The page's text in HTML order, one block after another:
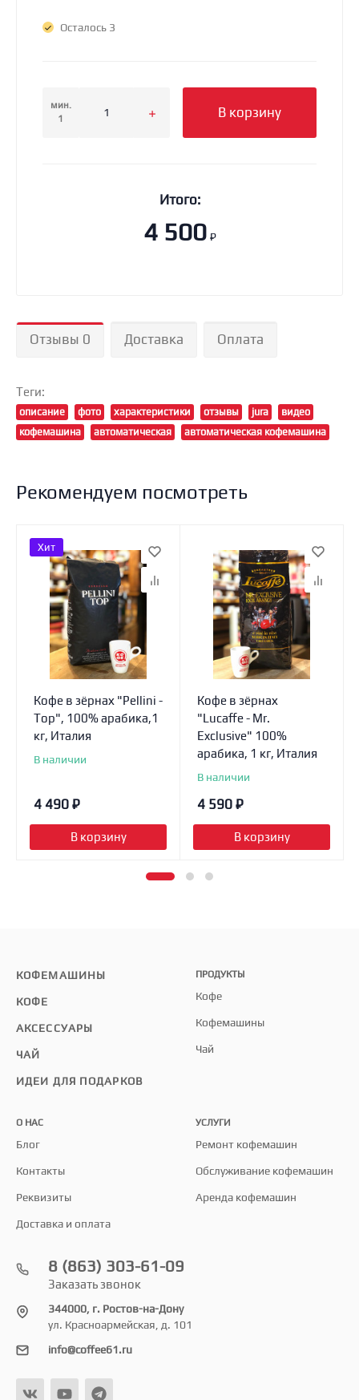
Осталось 3
мин.
1
В корзину
Итого:
4 500 ₽
Отзывы 0 Доставка Оплата
Теги:
описание фото характеристики отзывы jura
видео
кофемашина
автоматическая автоматическая кофемашина
Рекомендуем посмотреть
Кофе в зёрнах "Pellini -
Top", 100% арабика,1
кг, Италия
В наличии
4 490 ₽
В корзину
Хит
Кофе в зёрнах
"Lucaffe - Mr.
Exclusive" 100%
арабика, 1 кг, Италия
В наличии
4 590 ₽
В корзину
КОФЕМАШИНЫ
КОФЕ
АКСЕССУАРЫ
ЧАЙ
ИДЕИ ДЛЯ ПОДАРКОВ
ПРОДУКТЫ
Кофе
Кофемашины
Чай
О НАС
Блог
Контакты
Реквизиты
Доставка и оплата
УСЛУГИ
Ремонт кофемашин
Обслуживание кофемашин
Аренда кофемашин
8 (863) 303-61-09
Заказать звонок
344000, г. Ростов-на-Дону
ул. Красноармейская, д. 101
info@coffee61.ru